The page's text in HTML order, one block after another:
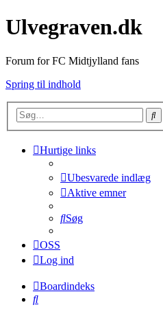
Ulvegraven.dk
Forum for FC Midtjylland fans
Spring til indhold
Hurtige links
Ubesvarede indlæg
Aktive emner
Søg
OSS
Log ind
Boardindeks
Søg